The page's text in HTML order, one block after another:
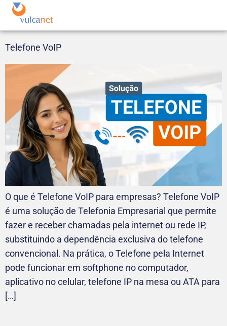
Telefone VoIP
O que é Telefone VoIP para empresas? Telefone VoIP
é uma solução de Telefonia Empresarial que permite
fazer e receber chamadas pela internet ou rede IP,
substituindo a dependência exclusiva do telefone
convencional. Na prática, o Telefone pela Internet
pode funcionar em softphone no computador,
aplicativo no celular, telefone IP na mesa ou ATA para
[…]